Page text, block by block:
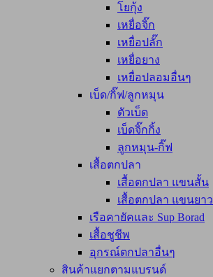
โยกุ้ง
เหยื่อจิ๊ก
เหยื่อปลั๊ก
เหยื่อยาง
เหยื่อปลอมอื่นๆ
เบ็ด/กิ๊ฟ/ลูกหมุน
ตัวเบ็ด
เบ็ดจิ๊กกิ้ง
ลูกหมุน-กิ๊ฟ
เสื้อตกปลา
เสื้อตกปลา แขนสั้น
เสื้อตกปลา แขนยาว
เรือคายัคและ Sup Borad
เสื้อชูชีพ
อุกรณ์ตกปลาอื่นๆ
สินค้าแยกตามแบรนด์